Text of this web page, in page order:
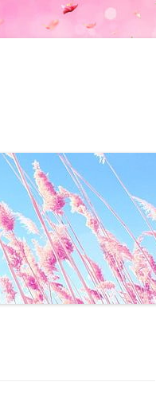
ke